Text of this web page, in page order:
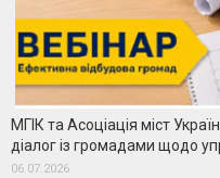
МГІК та Асоціація міст
діалог із громадами щодо
06.07.2026